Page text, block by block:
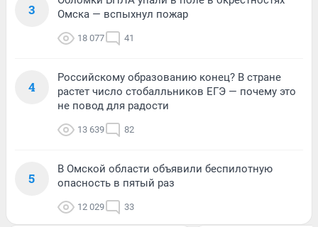
3
Омска — вспыхнул пожар
18 077 41
4
Российскому образованию конец? В стране
растет число стобалльников ЕГЭ — почему это
не повод для радости
13 639 82
5
В Омской области объявили беспилотную
опасность в пятый раз
12 029 33